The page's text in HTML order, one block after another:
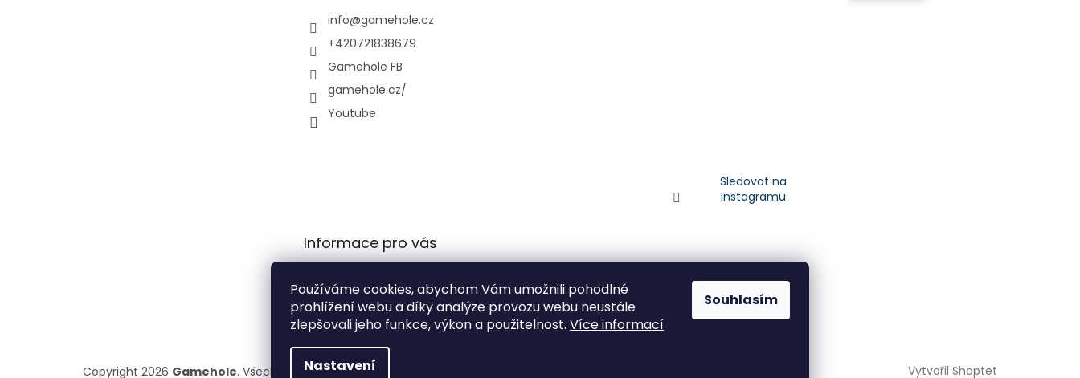
Používáme cookies, abychom Vám umožnili pohodlné
prohlížení webu a díky analýze provozu webu neustále
zlepšovali jeho funkce, výkon a použitelnost. Více informací
Nastavení
Souhlasím
info@gamehole.cz
+420721838679
Gamehole FB
gamehole.cz/
Youtube
Sledovat na
Instagramu
Informace pro vás
Podmínky ochrany
osobních údajů
Vytvořil Shoptet
Copyright 2026 Gamehole. Všechna práva vyhrazena.